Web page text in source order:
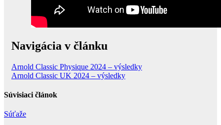
Navigácia v článku
Arnold Classic Physique 2024 – výsledky
Arnold Classic UK 2024 – výsledky
Súvisiaci článok
Súťaže